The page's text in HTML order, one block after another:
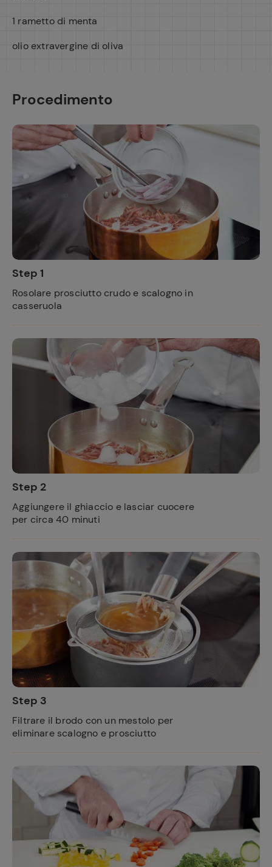
1 rametto di menta
olio extravergine di oliva
Procedimento
Step 1
Rosolare prosciutto crudo e scalogno in
casseruola
Step 2
Aggiungere il ghiaccio e lasciar cuocere
per circa 40 minuti
Step 3
Filtrare il brodo con un mestolo per
eliminare scalogno e prosciutto